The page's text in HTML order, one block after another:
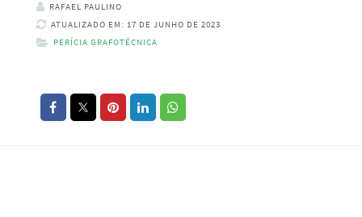
RAFAEL PAULINO
ATUALIZADO EM: 17 DE JUNHO DE 2023
PERÍCIA GRAFOTÉCNICA